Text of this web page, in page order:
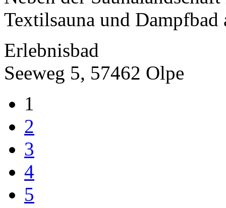
Textilsauna und Dampfbad
Erlebnisbad
Seeweg 5, 57462 Olpe
1
2
3
4
5